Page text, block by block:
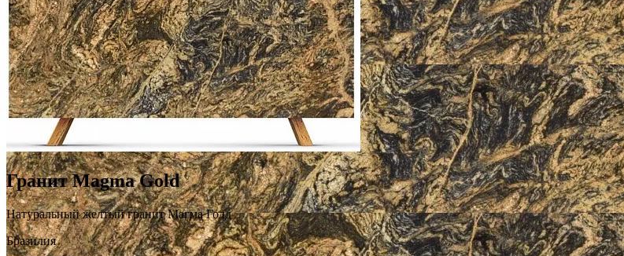
Гранит Magma Gold
Натуральный желтый гранит Магма Голд
Бразилия